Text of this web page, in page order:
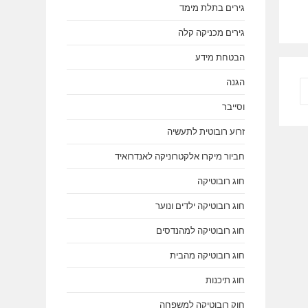
לעמוד הבא
גירים בתלת מימד
גירים מכניקה קלה
הבטחת מידע
הגנה
וסייבר
זרוע רובוטית לתעשיה
חביור מיקרו אלקטרוניקה לאנדרואיד
חוג רובוטיקה
חוג רובוטיקה ילדים ונוער
חוג רובוטיקה למהנדסים
חוג רובוטיקה מהבית
חוג תיכנות
חוק רובוטיקה למשפחה